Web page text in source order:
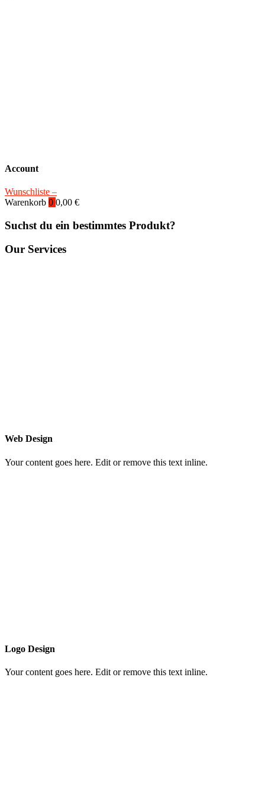
Account
Wunschliste –
Warenkorb 0 0,00 €
Suchst du ein bestimmtes Produkt?
Our Services
Web Design
Your content goes here. Edit or remove this text inline.
Logo Design
Your content goes here. Edit or remove this text inline.